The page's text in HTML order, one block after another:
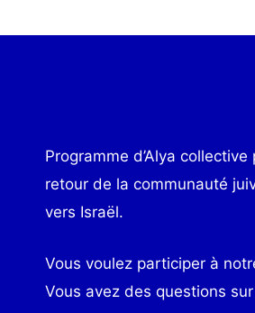
Programme d’Alya
retour de la communauté
vers Israël.
Vous voulez participer à
Vous avez des questions